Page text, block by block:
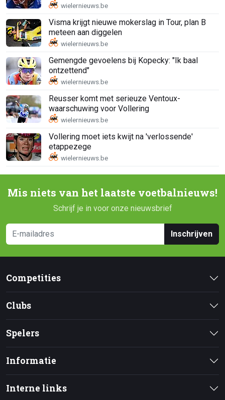
Visma krijgt nieuwe mokerslag in Tour, plan B
meteen aan diggelen
Gemengde gevoelens bij Kopecky: "Ik baal
ontzettend"
Reusser komt met serieuze Ventoux-
waarschuwing voor Vollering
Vollering moet iets kwijt na 'verlossende'
etappezege
Mis niets van het laatste voetbalnieuws!
Schrijf je in voor onze nieuwsbrief
Inschrijven
Competities
Clubs
Spelers
Informatie
Interne links